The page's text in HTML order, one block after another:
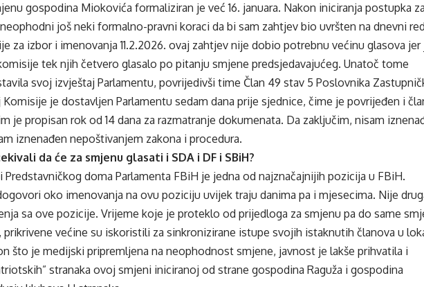
gospodina Miokovića formaliziran je već 16. januara. Nakon iniciranja postupka za
još neki formalno-pravni koraci da bi sam zahtjev bio uvršten na dnevni
za izbor i imenovanja 11.2.2026. ovaj zahtjev nije dobio potrebnu većinu glasova jer
tek njih četvero glasalo po pitanju smjene predsjedavajućeg. Unatoč tome
svoj izvještaj Parlamentu, povrijedivši time Član 49 stav 5 Poslovnika
je dostavljen Parlamentu sedam dana prije sjednice, čime je povrijeđen i
je propisan rok od 14 dana za razmatranje dokumenata. Da zaključim, nisam
iznenađen nepoštivanjem zakona i procedura.
da će za smjenu glasati i SDA i DF i SBiH?
Predstavničkog doma Parlamenta FBiH je jedna od najznačajnijih pozicija u FBiH.
oko imenovanja na ovu poziciju uvijek traju danima pa i mjesecima. Nije
sa ove pozicije. Vrijeme koje je proteklo od prijedloga za smjenu pa do same
većine su iskoristili za sinkronizirane istupe svojih istaknutih članova u
što je medijski pripremljena na neophodnost smjene, javnost je lakše prihvatila i
stranaka ovoj smjeni iniciranoj od strane gospodina Raguža i gospodina